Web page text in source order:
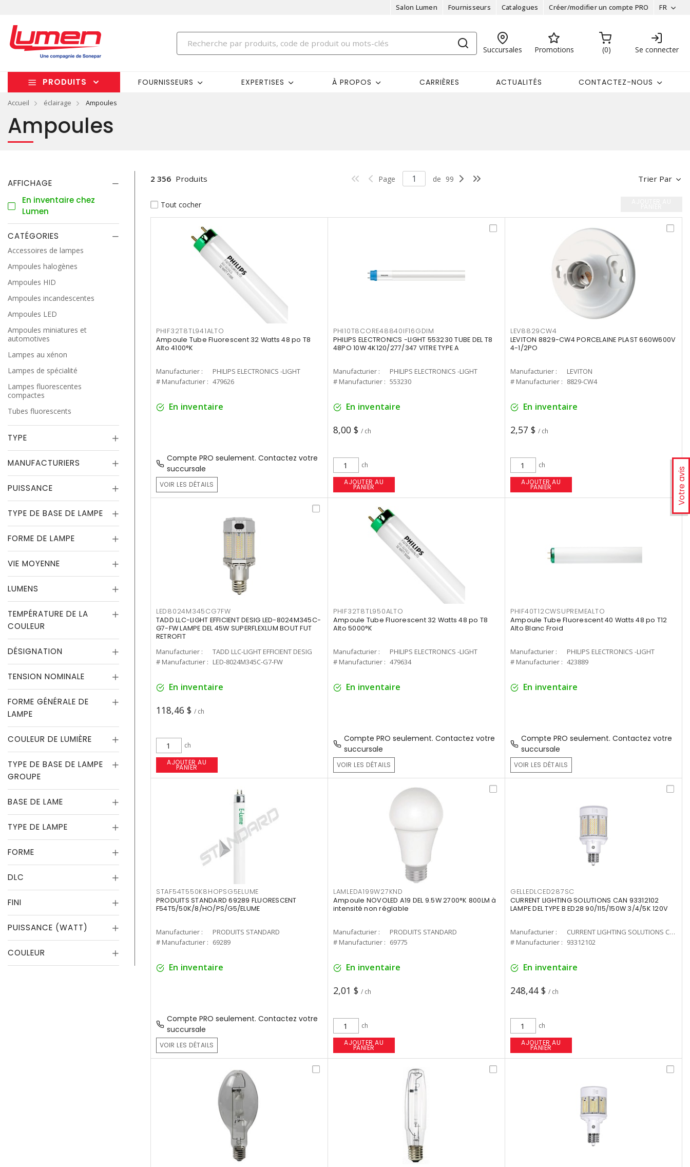
Salon Lumen Fournisseurs Catalogues Créer/modifier un compte PRO FR
Succursales Promotions 0 Se connecter
PRODUITS FOURNISSEURS EXPERTISES À PROPOS CARRIÈRES ACTUALITÉS CONTACTEZ-NOUS
Accueil éclairage Ampoules
Votre avis
Ampoules
AFFICHAGE
En inventaire chez
Lumen
CATÉGORIES
Accessoires de lampes
Ampoules halogènes
Ampoules HID
Ampoules incandescentes
Ampoules LED
Ampoules miniatures et
automotives
Lampes au xénon
Lampes de spécialité
Lampes fluorescentes
compactes
Tubes fluorescents
TYPE
MANUFACTURIERS
PUISSANCE
TYPE DE BASE DE LAMPE
FORME DE LAMPE
VIE MOYENNE
LUMENS
TEMPÉRATURE DE LA
COULEUR
DÉSIGNATION
TENSION NOMINALE
FORME GÉNÉRALE DE
LAMPE
COULEUR DE LUMIÈRE
TYPE DE BASE DE LAMPE
GROUPE
BASE DE LAME
TYPE DE LAMPE
FORME
DLC
FINI
PUISSANCE (WATT)
COULEUR
Trier Par
2 356 Produits Page de 99
Tout cocher
PHIF32T8TL941ALTO
Ampoule Tube Fluorescent 32 Watts 48 po T8
Alto 4100°K
Manufacturier :
PHILIPS ELECTRONICS -LIGHT
# Manufacturier : 479626
En inventaire
Compte PRO seulement. Contactez votre
succursale
VOIR LES DÉTAILS
PHI10T8CORE48840IF16GDIM
PHILIPS ELECTRONICS -LIGHT 553230 TUBE DEL T8
48PO 10W 4K120/277/347 VITRE TYPE A
Manufacturier :
PHILIPS ELECTRONICS -LIGHT
# Manufacturier : 553230
En inventaire
8,00 $ / ch
ch
AJOUTER AU
PANIER
LEV8829CW4
LEVITON 8829-CW4 PORCELAINE PLAST 660W600V
4-1/2PO
Manufacturier :
LEVITON
# Manufacturier : 8829-CW4
En inventaire
2,57 $ / ch
ch
AJOUTER AU
PANIER
LED8024M345CG7FW
TADD LLC-LIGHT EFFICIENT DESIG LED-8024M345C-
G7-FW LAMPE DEL 45W SUPERFLEXLUM BOUT FUT
RETROFIT
Manufacturier :
TADD LLC-LIGHT EFFICIENT DESIG
# Manufacturier : LED-8024M345C-G7-FW
En inventaire
118,46 $ / ch
ch
AJOUTER AU
PANIER
PHIF32T8TL950ALTO
Ampoule Tube Fluorescent 32 Watts 48 po T8
Alto 5000°K
Manufacturier :
PHILIPS ELECTRONICS -LIGHT
# Manufacturier : 479634
En inventaire
Compte PRO seulement. Contactez votre
succursale
VOIR LES DÉTAILS
PHIF40T12CWSUPREMEALTO
Ampoule Tube Fluorescent 40 Watts 48 po T12
Alto Blanc Froid
Manufacturier :
PHILIPS ELECTRONICS -LIGHT
# Manufacturier : 423889
En inventaire
Compte PRO seulement. Contactez votre
succursale
VOIR LES DÉTAILS
STAF54T550K8HOPSG5ELUME
PRODUITS STANDARD 69289 FLUORESCENT
F54T5/50K/8/HO/PS/G5/ELUME
Manufacturier :
PRODUITS STANDARD
# Manufacturier : 69289
En inventaire
Compte PRO seulement. Contactez votre
succursale
VOIR LES DÉTAILS
LAMLEDA199W27KND
Ampoule NOVOLED A19 DEL 9.5W 2700°K 800LM à
intensité non réglable
Manufacturier :
PRODUITS STANDARD
# Manufacturier : 69775
En inventaire
2,01 $ / ch
ch
AJOUTER AU
PANIER
GELLEDLCED287SC
CURRENT LIGHTING SOLUTIONS CAN 93312102
LAMPE DEL TYPE B ED28 90/115/150W 3/4/5K 120V
Manufacturier :
CURRENT LIGHTING SOLUTIONS CAN
# Manufacturier : 93312102
En inventaire
248,44 $ / ch
ch
AJOUTER AU
PANIER